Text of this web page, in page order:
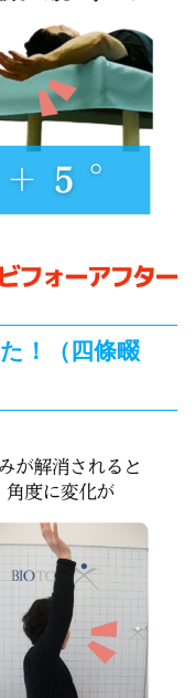
！（四條畷